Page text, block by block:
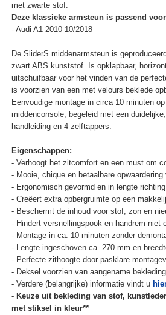
met zwarte stof.
Deze klassieke armsteun is passend
- Audi A1 2010-10/2018
De SliderS middenarmsteun is
zwart ABS kunststof. Is opklapbaar,
uitschuifbaar voor het vinden van de
is voorzien van een met velours beklede
Eenvoudige montage in circa 10 minuten
middenconsole, begeleid met een
handleiding en 4 zelftappers.
Eigenschappen:
- Verhoogt het zitcomfort en een must om
- Mooie, chique en betaalbare opwaardering
- Ergonomisch gevormd en in lengte
- Creëert extra opbergruimte op een
- Beschermt de inhoud voor stof, zon en
- Hindert versnellingspook en handrem niet
- Montage in ca. 10 minuten zonder
- Lengte ingeschoven ca. 270 mm en
- Perfecte zithoogte door pasklare
- Deksel voorzien van aangename
- Verdere (belangrijke) informatie vindt u
- Keuze uit bekleding van stof,
met stiksel in kleur**